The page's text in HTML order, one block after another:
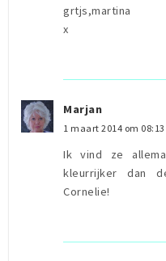
grtjs,martina
x
Marjan
1 maart 2014 om 08:13
Ik vind ze
kleurrijker dan
Cornelie!